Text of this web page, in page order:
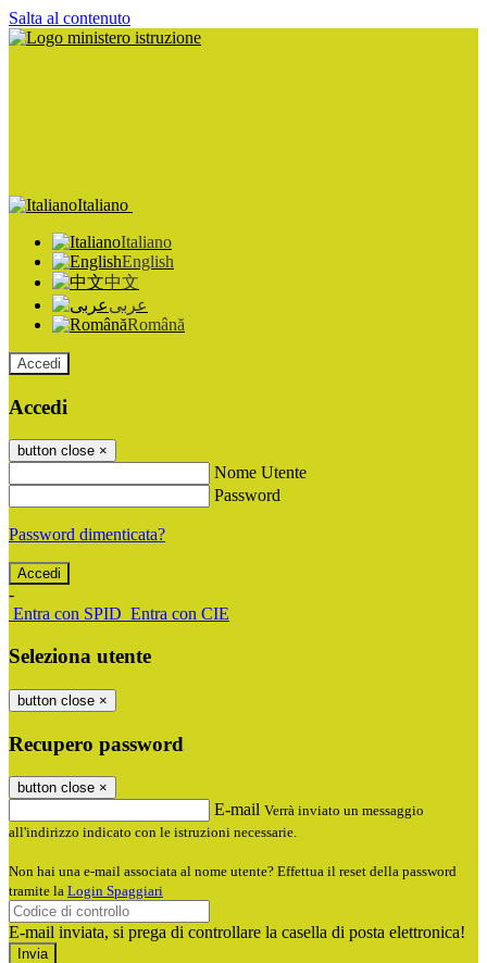
Salta al contenuto
Italiano
Italiano
English
中文
عربى
Română
Accedi
Accedi
button close ×
Nome Utente
Password
Password dimenticata?
-
Entra con SPID Entra con CIE
Seleziona utente
button close ×
Recupero password
button close ×
E-mail Verrà inviato un messaggio
all'indirizzo indicato con le istruzioni necessarie.
Non hai una e-mail associata al nome utente? Effettua il reset della password
tramite la Login Spaggiari
E-mail inviata, si prega di controllare la casella di posta elettronica!